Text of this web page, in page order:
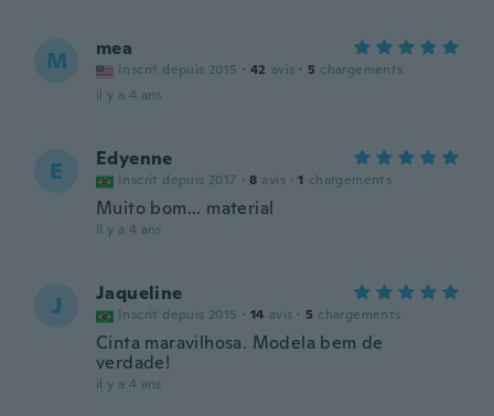
M mea
Inscrit depuis 2015 · 42 avis · 5 chargements
il y a 4 ans
E Edyenne
Inscrit depuis 2017 · 8 avis · 1 chargements
Muito bom... material
il y a 4 ans
J Jaqueline
Inscrit depuis 2015 · 14 avis · 5 chargements
Cinta maravilhosa. Modela bem de
verdade!
il y a 4 ans